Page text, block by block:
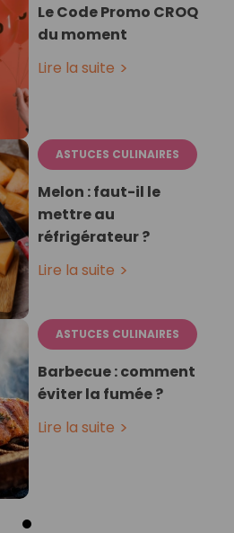
Le Code Promo CROQ
du moment
Lire la suite
ASTUCES CULINAIRES
Melon : faut-il le
mettre au
réfrigérateur ?
Lire la suite
ASTUCES CULINAIRES
Barbecue : comment
éviter la fumée ?
Lire la suite